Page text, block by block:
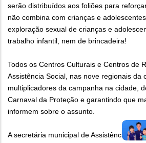
serão distribuídos aos foliões para
não combina com crianças e
exploração sexual de crianças e
trabalho infantil, nem de brincadeira!
Todos os Centros Culturais e Centros de
Assistência Social, nas nove regionais da
multiplicadores da campanha na cidade,
Carnaval da Proteção e garantindo que
informem sobre o assunto.
A secretária municipal de Assistência